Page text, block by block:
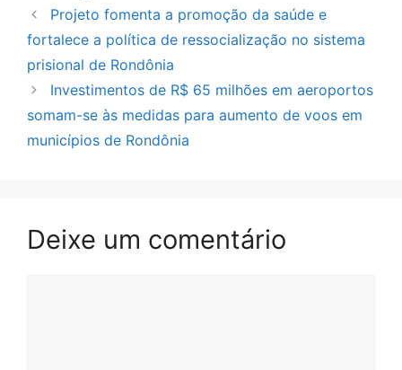
Projeto fomenta a promoção da saúde e
fortalece a política de ressocialização no sistema
prisional de Rondônia
Investimentos de R$ 65 milhões em aeroportos
somam-se às medidas para aumento de voos em
municípios de Rondônia
Deixe um comentário